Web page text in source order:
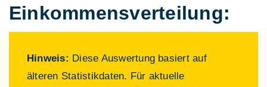
Einkommens­verteilung:
Hinweis: Diese Auswertung basiert auf
älteren Statistikdaten. Für aktuelle